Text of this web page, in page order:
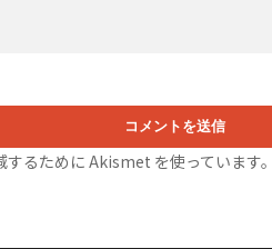
るために Akismet を使っています。